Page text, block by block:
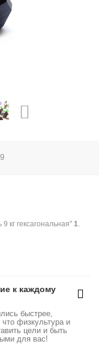
кг гексагональная"1.
к каждому
быстрее,
физкультура и
цели и быть
для вас!